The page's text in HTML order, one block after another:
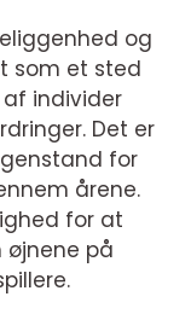
og
som et sted
individer
Det er
for
årene.
for at
øjnene på